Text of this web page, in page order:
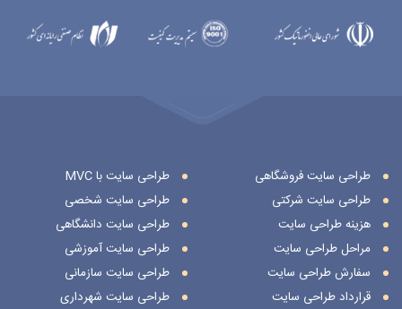
طراحی سایت فروشگاهی
طراحی سایت شرکتی
هزینه طراحی سایت
مراحل طراحی سایت
سفارش طراحی سایت
قرارداد طراحی سایت
طراحی سایت با MVC
طراحی سایت شخصی
طراحی سایت دانشگاهی
طراحی سایت آموزشی
طراحی سایت سازمانی
طراحی سایت شهرداری